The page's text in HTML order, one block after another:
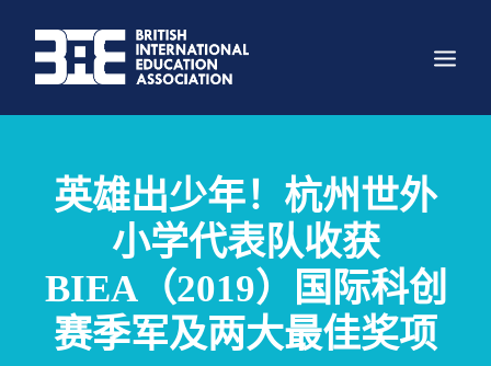
组织架构
科创大赛
新闻
英雄出少年！杭州世外
小学代表队收获
BIEA（2019）国际科创
赛季军及两大最佳奖项